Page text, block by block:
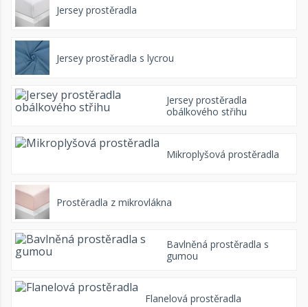
Jersey prostěradla
Jersey prostěradla s lycrou
Jersey prostěradla
obálkového střihu
Mikroplyšová prostěradla
Prostěradla z mikrovlákna
Bavlněná prostěradla s
gumou
Flanelová prostěradla